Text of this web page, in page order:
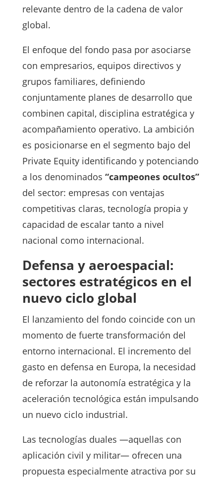
relevante dentro de la cadena de valor
global.
El enfoque del fondo pasa por asociarse
con empresarios, equipos directivos y
grupos familiares, definiendo
conjuntamente planes de desarrollo que
combinen capital, disciplina estratégica y
acompañamiento operativo. La ambición
es posicionarse en el segmento bajo del
Private Equity identificando y potenciando
a los denominados “campeones ocultos”
del sector: empresas con ventajas
competitivas claras, tecnología propia y
capacidad de escalar tanto a nivel
nacional como internacional.
Defensa y aeroespacial:
sectores estratégicos en el
nuevo ciclo global
El lanzamiento del fondo coincide con un
momento de fuerte transformación del
entorno internacional. El incremento del
gasto en defensa en Europa, la necesidad
de reforzar la autonomía estratégica y la
aceleración tecnológica están impulsando
un nuevo ciclo industrial.
Las tecnologías duales —aquellas con
aplicación civil y militar— ofrecen una
propuesta especialmente atractiva por su